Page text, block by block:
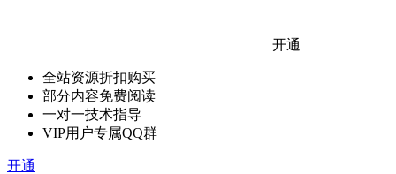
开通
全站资源折扣购买
部分内容免费阅读
一对一技术指导
VIP用户专属QQ群
开通